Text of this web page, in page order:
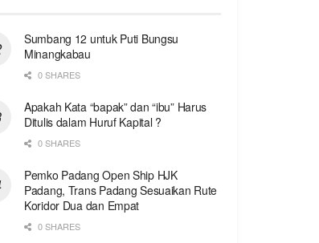
Sumbang 12 untuk Puti Bungsu
Minangkabau
0 SHARES
Apakah Kata “bapak” dan “ibu” Harus
Ditulis dalam Huruf Kapital ?
0 SHARES
Pemko Padang Open Ship HJK
Padang, Trans Padang Sesuaikan Rute
Koridor Dua dan Empat
0 SHARES